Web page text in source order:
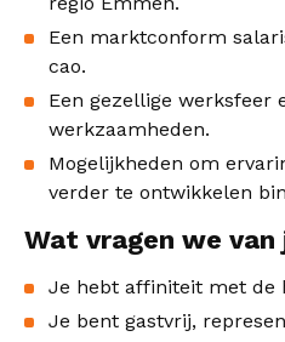
Een marktconform
cao.
Een gezellige werksfeer
werkzaamheden.
Mogelijkheden om
verder te ontwikkelen
Wat vragen we van
Je hebt affiniteit met de
Je bent gastvrij,